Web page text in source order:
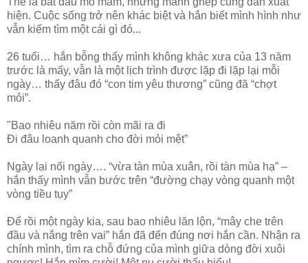
hiện. Cuộc sống trở nên khác biệt và hắn biết mình hình như
vẫn kiếm tìm một cái gì đó...
26 tuổi… hắn bỗng thấy mình không khác xưa của 13 năm
trước là mấy, vẫn là một lịch trình được lặp đi lặp lại mỗi
ngày… thấy đâu đó “con tim yêu thương” cũng đã “chợt
mỏi”.
"Bao nhiêu năm rồi còn mãi ra đi
Đi đâu loanh quanh cho đời mỏi mệt”
Ngày lại nối ngày…. “vừa tàn mùa xuân, rồi tàn mùa hạ” –
hắn thấy mình vẫn bước trên “đường chạy vòng quanh một
vòng tiều tụy”
Để rồi một ngày kia, sau bao nhiêu lăn lộn, “mây che trên
đầu và nắng trên vai” hắn đã đến đúng nơi hắn cần. Nhận ra
chính mình, tìm ra chỗ đứng của mình giữa dòng đời xuôi